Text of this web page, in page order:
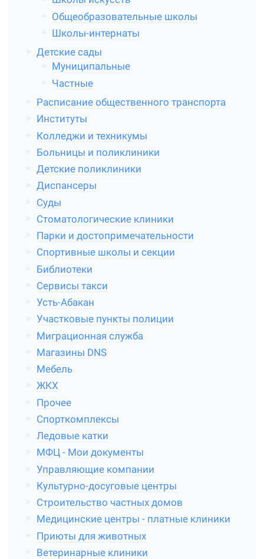
Общеобразовательные школы
Школы-интернаты
Детские сады
Муниципальные
Частные
Расписание общественного транспорта
Институты
Колледжи и техникумы
Больницы и поликлиники
Детские поликлиники
Диспансеры
Суды
Стоматологические клиники
Парки и достопримечательности
Спортивные школы и секции
Библиотеки
Сервисы такси
Усть-Абакан
Участковые пункты полиции
Миграционная служба
Магазины DNS
Мебель
ЖКХ
Прочее
Спорткомплексы
Ледовые катки
МФЦ - Мои документы
Управляющие компании
Культурно-досуговые центры
Строительство частных домов
Медицинские центры - платные клиники
Приюты для животных
Ветеринарные клиники